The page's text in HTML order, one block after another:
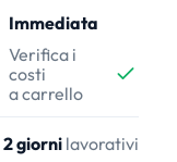
Immediata
Verifica i
costi
a carrello
2 giorni lavorativi